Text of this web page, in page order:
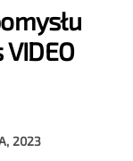
2023